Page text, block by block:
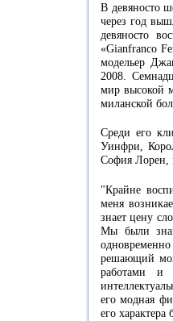
В девяносто
через год
девяносто
«Gianfranco
модельер
2008.
мир высокой
миланской
Среди его
Уинфри,
София Лорен,
"Крайне
меня
знает цену
Мы были
решающий
работами и
его модная
его